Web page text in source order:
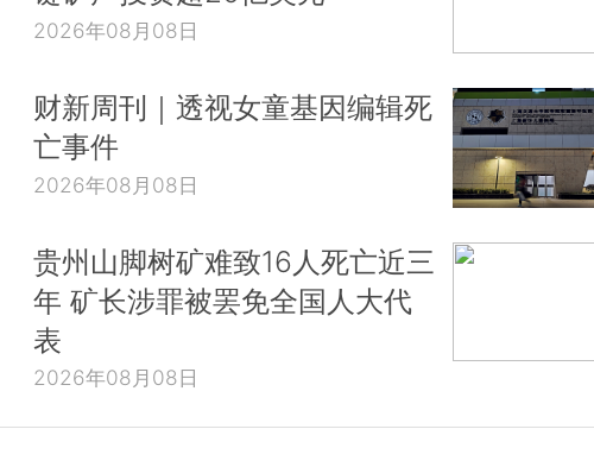
2026年08月08日
财新周刊｜透视女童基因编辑死
亡事件
2026年08月08日
贵州山脚树矿难致16人死亡近三
年 矿长涉罪被罢免全国人大代
表
2026年08月08日